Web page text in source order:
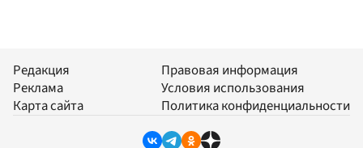
Редакция
Реклама
Карта сайта
Правовая информация
Условия использования
Политика конфиденциальности